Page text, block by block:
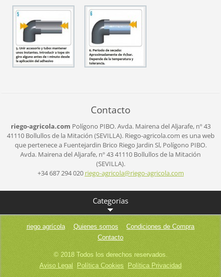
Contacto
riego-agricola.com Polígono PIBO. Avda. Mairena del Aljarafe, nº 43
41110 Bollullos de la Mitación (SEVILLA). Riego-agricola.com es una web
que pertenece a Fuentejardin Brico Riego Jardin Sl,Polígono PIBO.
Avda. Mairena del Aljarafe, nº 4341110 Bollullos de la Mitación
(SEVILLA).
+34 687 294 020 riego-agricola@riego-agricola.com
Categorías
riego agrícola Quienes somos
Condiciones de Compra
Contacto
© 2018 Todos los derechos reservados.
Aviso Legal Política Cookies Política Privacidad